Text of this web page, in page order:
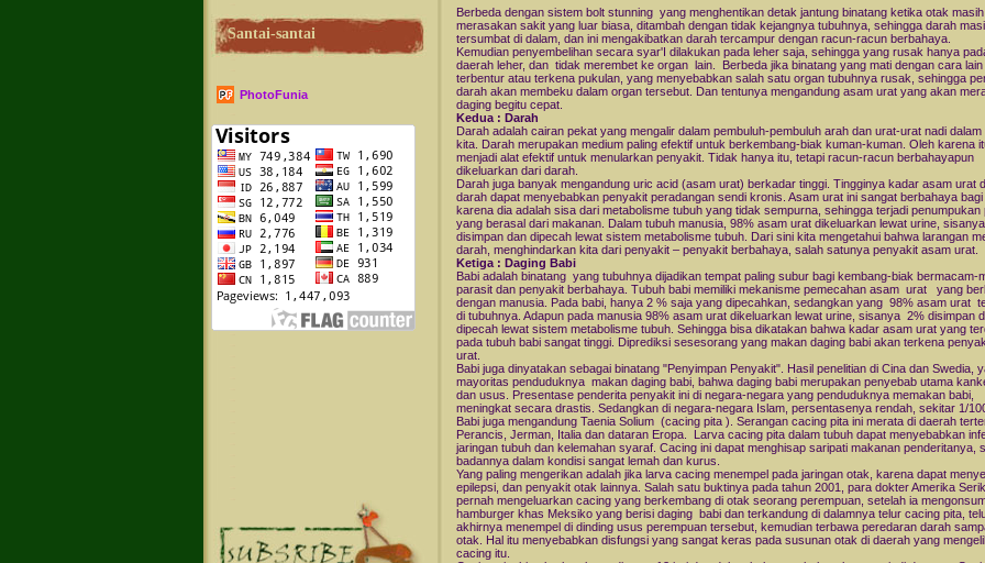
Santai-santai
PhotoFunia
Berbeda dengan sistem bolt stunning yang menghentikan detak jantung binatang ketika otak masih
merasakan sakit yang luar biasa, ditambah dengan tidak kejangnya tubuhnya, sehingga darah
tersumbat di dalam, dan ini mengakibatkan darah tercampur dengan racun-racun berbahaya.
Kemudian penyembelihan secara syar'I dilakukan pada leher saja, sehingga yang rusak hanya
daerah leher, dan tidak merembet ke organ lain. Berbeda jika binatang yang mati dengan cara
terbentur atau terkena pukulan, yang menyebabkan salah satu organ tubuhnya rusak, sehingga
darah akan membeku dalam organ tersebut. Dan tentunya mengandung asam urat yang akan
daging begitu cepat.
Kedua : Darah
Darah adalah cairan pekat yang mengalir dalam pembuluh-pembuluh arah dan urat-urat nadi dalam
kita. Darah merupakan medium paling efektif untuk berkembang-biak kuman-kuman. Oleh karena
menjadi alat efektif untuk menularkan penyakit. Tidak hanya itu, tetapi racun-racun berbahayapun
dikeluarkan dari darah.
Darah juga banyak mengandung uric acid (asam urat) berkadar tinggi. Tingginya kadar asam urat
darah dapat menyebabkan penyakit peradangan sendi kronis. Asam urat ini sangat berbahaya bagi
karena dia adalah sisa dari metabolisme tubuh yang tidak sempurna, sehingga terjadi penumpukan
yang berasal dari makanan. Dalam tubuh manusia, 98% asam urat dikeluarkan lewat urine,
disimpan dan dipecah lewat sistem metabolisme tubuh. Dari sini kita mengetahui bahwa larangan
darah, menghindarkan kita dari penyakit – penyakit berbahaya, salah satunya penyakit asam urat.
Ketiga : Daging Babi
Babi adalah binatang yang tubuhnya dijadikan tempat paling subur bagi kembang-biak bermacam-
parasit dan penyakit berbahaya. Tubuh babi memiliki mekanisme pemecahan asam urat yang
dengan manusia. Pada babi, hanya 2 % saja yang dipecahkan, sedangkan yang 98% asam urat
di tubuhnya. Adapun pada manusia 98% asam urat dikeluarkan lewat urine, sisanya 2% disimpan
dipecah lewat sistem metabolisme tubuh. Sehingga bisa dikatakan bahwa kadar asam urat yang
pada tubuh babi sangat tinggi. Diprediksi sesesorang yang makan daging babi akan terkena
urat.
Babi juga dinyatakan sebagai binatang "Penyimpan Penyakit". Hasil penelitian di Cina dan Swedia,
mayoritas penduduknya makan daging babi, bahwa daging babi merupakan penyebab utama
dan usus. Presentase penderita penyakit ini di negara-negara yang penduduknya memakan babi,
meningkat secara drastis. Sedangkan di negara-negara Islam, persentasenya rendah, sekitar 1/
Babi juga mengandung Taenia Solium (cacing pita ). Serangan cacing pita ini merata di daerah
Perancis, Jerman, Italia dan dataran Eropa. Larva cacing pita dalam tubuh dapat menyebabkan
jaringan tubuh dan kelemahan syaraf. Cacing ini dapat menghisap saripati makanan penderitanya,
badannya dalam kondisi sangat lemah dan kurus.
Yang paling mengerikan adalah jika larva cacing menempel pada jaringan otak, karena dapat
epilepsi, dan penyakit otak lainnya. Salah satu buktinya pada tahun 2001, para dokter Amerika
pernah mengeluarkan cacing yang berkembang di otak seorang perempuan, setelah ia
hamburger khas Meksiko yang berisi daging babi dan terkandung di dalamnya telur cacing pita,
akhirnya menempel di dinding usus perempuan tersebut, kemudian terbawa peredaran darah
otak. Hal itu menyebabkan disfungsi yang sangat keras pada susunan otak di daerah yang
cacing itu.